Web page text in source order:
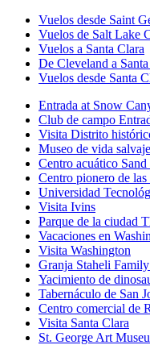
Vuelos desde Saint
Vuelos de Salt Lake
Vuelos a Santa Clara
De Cleveland a
Vuelos desde Santa
Entrada at Snow
Club de campo
Visita Distrito
Museo de vida
Centro acuático
Centro pionero de las
Universidad
Visita Ivins
Parque de la ciudad
Vacaciones en
Visita Washington
Granja Staheli
Yacimiento de
Tabernáculo de San
Centro comercial de
Visita Santa Clara
St. George Art